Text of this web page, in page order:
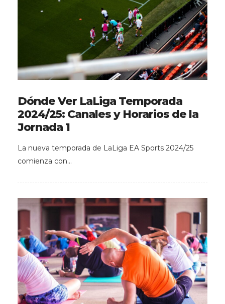
Dónde Ver LaLiga Temporada
2024/25: Canales y Horarios de la
Jornada 1
La nueva temporada de LaLiga EA Sports 2024/25
comienza con…